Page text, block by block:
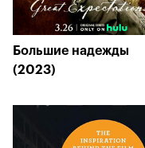
Большие надежды
(2023)